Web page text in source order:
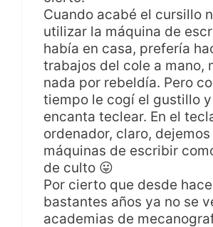
Cuando acabé el cursillo
utilizar la máquina de
había en casa, prefería
trabajos del cole a mano,
nada por rebeldía. Pero
tiempo le cogí el gustillo
encanta teclear. En el
ordenador, claro, dejemos
máquinas de escribir
de culto 😛
Por cierto que desde hace
bastantes años ya no se
academias de